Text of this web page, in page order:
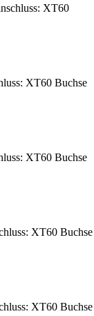
XT60
XT60 Buchse
XT60 Buchse
XT60 Buchse
XT60 Buchse